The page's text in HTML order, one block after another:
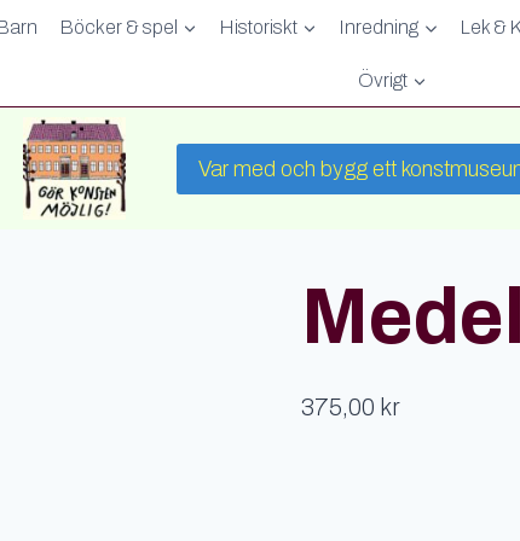
Böcker & spel Historiskt Inredning Lek &
Övrigt
Var med och bygg ett
375,00 kr